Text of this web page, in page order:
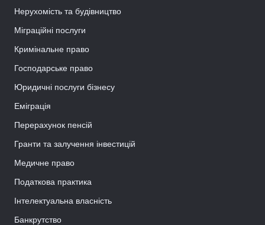
Нерухомість та будівництво
Міграційні послуги
Кримінальне право
Господарське право
Юридичні послуги бізнесу
Еміграція
Перерахунок пенсій
Гранти та залучення інвестицій
Медичне право
Податкова практика
Інтелектуальна власність
Банкрутство